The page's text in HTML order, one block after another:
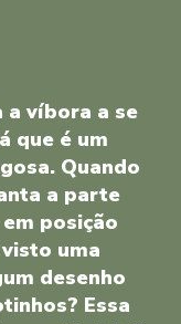
víbora a se
que é um
Quando
a parte
posição
uma
desenho
Essa